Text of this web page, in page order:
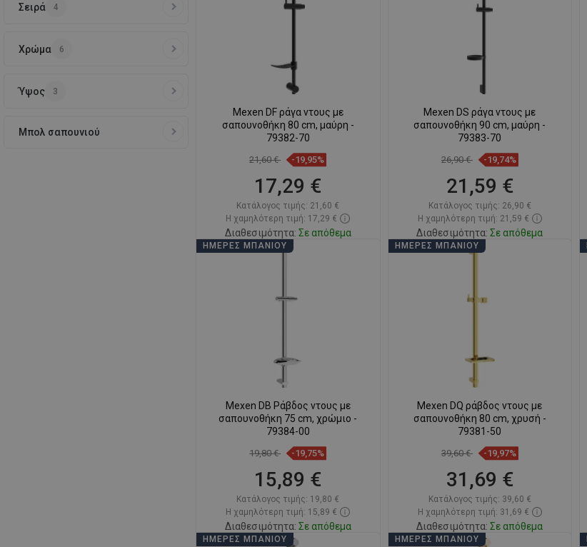
Σειρά 4
Χρώμα 6
Ύψος 3
Μπολ σαπουνιού
Mexen DF ράγα ντους με
σαπουνοθήκη 80 cm, μαύρη -
79382-70
21,60 € -19,95%
17,29 €
Κατάλογος τιμής: 21,60 €
Η χαμηλότερη τιμή: 17,29 €
Διαθεσιμότητα: Σε απόθεμα
Mexen DS ράγα ντους με
σαπουνοθήκη 90 cm, μαύρη -
79383-70
26,90 € -19,74%
21,59 €
Κατάλογος τιμής: 26,90 €
Η χαμηλότερη τιμή: 21,59 €
Διαθεσιμότητα: Σε απόθεμα
ΗΜΈΡΕΣ ΜΠΆΝΙΟΥ
Mexen DB Ράβδος ντους με
σαπουνοθήκη 75 cm, χρώμιο -
79384-00
19,80 € -19,75%
15,89 €
Κατάλογος τιμής: 19,80 €
Η χαμηλότερη τιμή: 15,89 €
Διαθεσιμότητα: Σε απόθεμα
ΗΜΈΡΕΣ ΜΠΆΝΙΟΥ
Mexen DQ ράβδος ντους με
σαπουνοθήκη 80 cm, χρυσή -
79381-50
39,60 € -19,97%
31,69 €
Κατάλογος τιμής: 39,60 €
Η χαμηλότερη τιμή: 31,69 €
Διαθεσιμότητα: Σε απόθεμα
ΗΜΈΡΕΣ ΜΠΆΝΙΟΥ ΗΜΈΡΕΣ ΜΠΆΝΙΟΥ